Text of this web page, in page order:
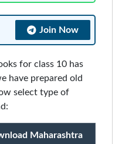
Join Now
for class 10 has
have prepared old
select type of
Maharashtra